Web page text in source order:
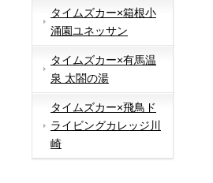
タイムズカー×箱根小
涌園ユネッサン
タイムズカー×有馬温
泉 太閤の湯
タイムズカー×飛鳥ド
ライビングカレッジ川
崎